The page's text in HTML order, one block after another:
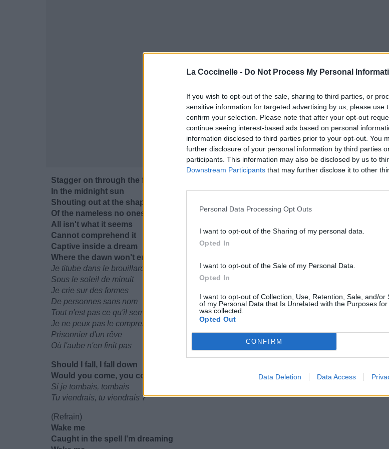
La Coccinelle - Do Not Process My Personal
If you wish to opt-out of the sale, sharing to third parties, or
sensitive information for targeted advertising by us, please use
confirm your selection. Please note that after your opt-out
continue seeing interest-based ads based on personal
information disclosed to third parties prior to your opt-out. You
further disclosure of your personal information by third parties
participants. This information may also be disclosed by us to
Downstream Participants that may further disclose it to other
Personal Data Processing Opt Outs
I want to opt-out of the Sharing of my personal data.
Opted In
I want to opt-out of the Sale of my Personal Data.
Opted In
I want to opt-out of Collection, Use, Retention, Sale, and/or
of my Personal Data that Is Unrelated with the Purposes
was collected.
Opted Out
CONFIRM
Data Deletion Data Access
Stagger on through the fog
In the midnight sun
Shouting out at the shapes
Of the namelеss no ones
All isn't what it seems
Cannot comprehend it
Captivе inside a dream
Where the dawn won't end it
Je titube dans le brouillard
Sous le soleil de minuit
Je crie sur des formes
De personnes sans nom
Tout n'est pas ce qu'il semble
Je ne peux pas le comprendre
Prisonnier d'un rêve
Où l'aube n'en finit pas
Should I fall, I fall down
Would you come, you come 'round?
Si je tombais, tombais
Tu viendrais, tu viendrais ?
(Refrain)
Wake me
Caught in the spell I'm dreaming